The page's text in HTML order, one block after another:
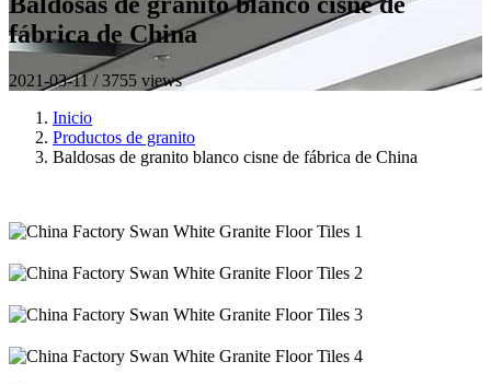
fábrica de China
2021-03-11 / 3755 views
Inicio
Productos de granito
Baldosas de granito blanco cisne de fábrica de China